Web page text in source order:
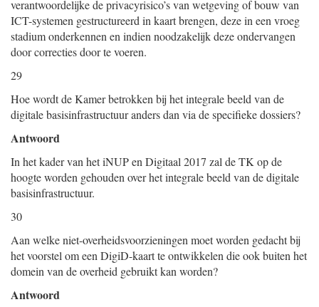
verantwoordelijke de privacyrisico’s van wetgeving of bouw van
ICT-systemen gestructureerd in kaart brengen, deze in een vroeg
stadium onderkennen en indien noodzakelijk deze ondervangen
door correcties door te voeren.
29
Hoe wordt de Kamer betrokken bij het integrale beeld van de
digitale basisinfrastructuur anders dan via de specifieke dossiers?
Antwoord
In het kader van het iNUP en Digitaal 2017 zal de TK op de
hoogte worden gehouden over het integrale beeld van de digitale
basisinfrastructuur.
30
Aan welke niet-overheidsvoorzieningen moet worden gedacht bij
het voorstel om een DigiD-kaart te ontwikkelen die ook buiten het
domein van de overheid gebruikt kan worden?
Antwoord